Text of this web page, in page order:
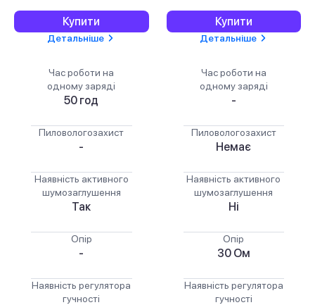
Купити
Детальніше
Час роботи на
одному заряді
50 год
Пиловологозахист
-
Наявність активного
шумозаглушення
Так
Опір
-
Наявність регулятора
гучності
Купити
Детальніше
Час роботи на
одному заряді
-
Пиловологозахист
Немає
Наявність активного
шумозаглушення
Ні
Опір
30 Ом
Наявність регулятора
гучності